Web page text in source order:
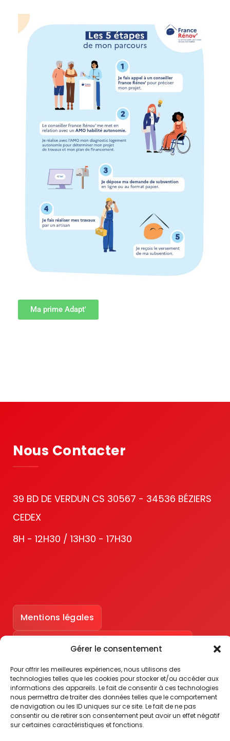
Gérer le consentement
Pour offrir les meilleures expériences, nous utilisons des
technologies telles que les cookies pour stocker et/ou accéder aux
informations des appareils. Le fait de consentir à ces technologies
nous permettra de traiter des données telles que le comportement
de navigation ou les ID uniques sur ce site. Le fait de ne pas
consentir ou de retirer son consentement peut avoir un effet négatif
sur certaines caractéristiques et fonctions.
Ma prime Adapt'
Nous Contacter
39 BD DE VERDUN CS 30567 - 34536 BÉZIERS
CEDEX
8H - 12H30 / 13H30 - 17H30
Mentions légales
Accessibilité : partiellement conforme